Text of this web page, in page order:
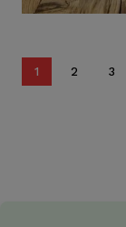
1 2 3